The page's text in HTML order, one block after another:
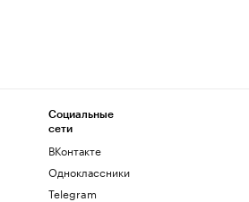
Социальные
сети
ВКонтакте
Одноклассники
Telegram